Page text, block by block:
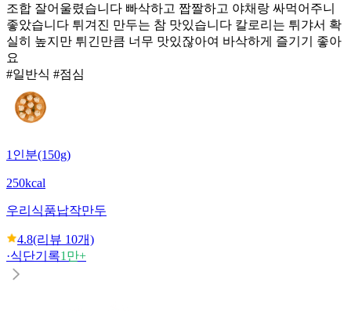
조합 잘어울렸습니다 빠삭하고 짭짤하고 야채랑 싸먹어주니
좋았습니다 튀겨진 만두는 참 맛있습니다 칼로리는 튀갸서 확
실히 높지만 튀긴만큼 너무 맛있잖아여 바삭하게 즐기기 좋아
요
#일반식 #점심
1인분(150g)
250kcal
우리식품납작만두
4.8(리뷰 10개)
·식단기록1만+